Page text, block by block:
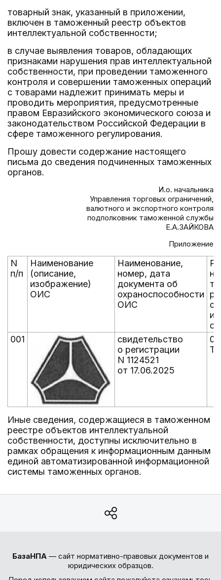
товарный знак, указанный в приложении,
включен в таможенный реестр объектов
интеллектуальной собственности;
в случае выявления товаров, обладающих
признаками нарушения прав интеллектуальной
собственности, при проведении таможенного
контроля и совершении таможенных операций
с товарами надлежит принимать меры и
проводить мероприятия, предусмотренные
правом Евразийского экономического союза и
законодательством Российской Федерации в
сфере таможенного регулирования.
Прошу довести содержание настоящего
письма до сведения подчиненных таможенных
органов.
И.о. начальника
Управления торговых ограничений,
валютного и экспортного контроля
подполковник таможенной службы
Е.А.ЗАЙКОВА
Приложение
N
п/п
Наименование
(описание,
изображение)
ОИС
Наименование,
номер, дата
документа об
охраноспособности
ОИС
001
свидетельство
о регистрации
N 1124521
от 17.06.2025
Иные сведения, содержащиеся в таможенном
реестре объектов интеллектуальной
собственности, доступны исключительно в
рамках обращения к информационным данным
единой автоматизированной информационной
системы таможенных органов.
БазаНПА — сайт нормативно-правовых документов и
юридических образцов.